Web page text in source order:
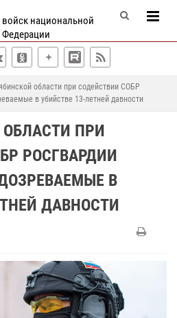
национальной
Федерации
области при содействии СОБР
в убийстве 13-летней давности
ПРИ
РОСГВАРДИИ
В
ДАВНОСТИ